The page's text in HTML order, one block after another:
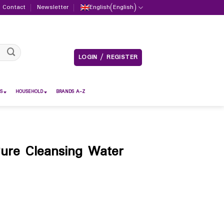
Contact Newsletter English(English)
LOGIN / REGISTER
HOUSEHOLD BRANDS A-Z
Cleansing Water